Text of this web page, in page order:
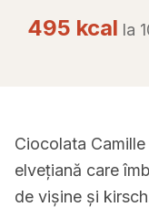
495 kcal la
Ciocolata
elvețiană care
de vișine și